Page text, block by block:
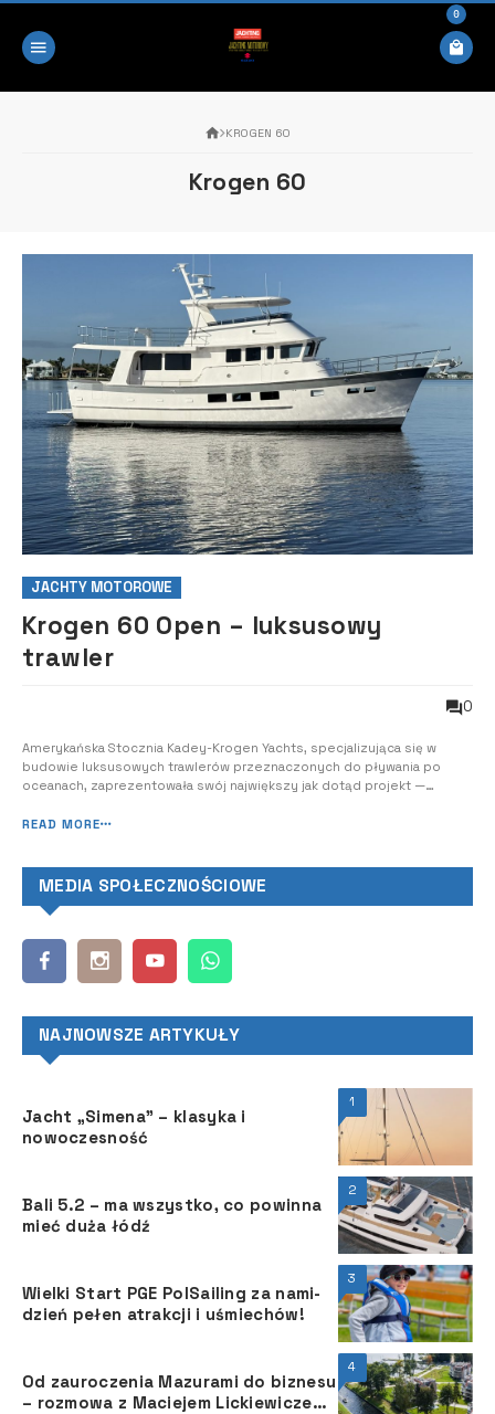
0
KROGEN 60
Krogen 60
JACHTY MOTOROWE
Krogen 60 Open – luksusowy
trawler
0
Amerykańska Stocznia Kadey-Krogen Yachts, specjalizująca się w
budowie luksusowych trawlerów przeznaczonych do pływania po
oceanach, zaprezentowała swój największy jak dotąd projekt —
targów Palm Beach International Boat Show 2025. Nowy Krogen 60
READ MORE
MEDIA SPOŁECZNOŚCIOWE
NAJNOWSZE ARTYKUŁY
1
Jacht „Simena” – klasyka i
nowoczesność
2
Bali 5.2 – ma wszystko, co powinna
mieć duża łódź
3
Wielki Start PGE PolSailing za nami-
dzień pełen atrakcji i uśmiechów!
4
Od zauroczenia Mazurami do biznesu
– rozmowa z Maciejem Lickiewiczem